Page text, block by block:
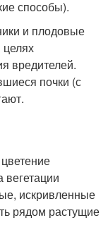
способы).
и плодовые
вредителей.
почки (с
вегетации
искривленные
рядом растущие